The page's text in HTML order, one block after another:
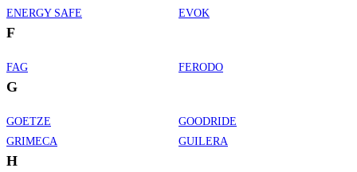
ENERGY SAFE
EVOK
F
FAG FERODO
G
GOETZE
GOODRIDE
GRIMECA
GUILERA
H